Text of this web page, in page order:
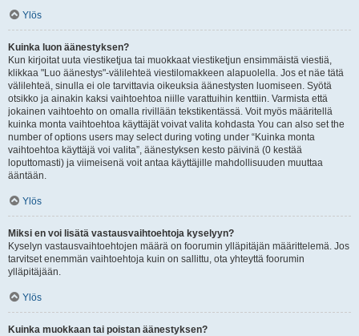
Ylös
Kuinka luon äänestyksen?
Kun kirjoitat uuta viestiketjua tai muokkaat viestiketjun ensimmäistä viestiä,
klikkaa "Luo äänestys"-välilehteä viestilomakkeen alapuolella. Jos et näe tätä
välilehteä, sinulla ei ole tarvittavia oikeuksia äänestysten luomiseen. Syötä
otsikko ja ainakin kaksi vaihtoehtoa niille varattuihin kenttiin. Varmista että
jokainen vaihtoehto on omalla rivillään tekstikentässä. Voit myös määritellä
kuinka monta vaihtoehtoa käyttäjät voivat valita kohdasta You can also set the
number of options users may select during voting under “Kuinka monta
vaihtoehtoa käyttäjä voi valita”, äänestyksen kesto päivinä (0 kestää
loputtomasti) ja viimeisenä voit antaa käyttäjille mahdollisuuden muuttaa
ääntään.
Ylös
Miksi en voi lisätä vastausvaihtoehtoja kyselyyn?
Kyselyn vastausvaihtoehtojen määrä on foorumin ylläpitäjän määrittelemä. Jos
tarvitset enemmän vaihtoehtoja kuin on sallittu, ota yhteyttä foorumin
ylläpitäjään.
Ylös
Kuinka muokkaan tai poistan äänestyksen?